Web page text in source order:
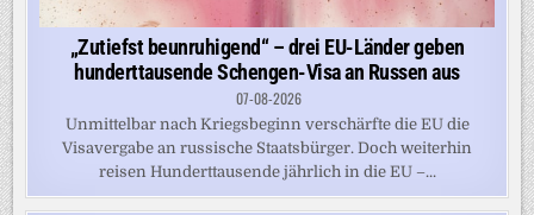
„Zutiefst beunruhigend“ – drei EU-Länder geben
hunderttausende Schengen-Visa an Russen aus
07-08-2026
Unmittelbar nach Kriegsbeginn verschärfte die EU die
Visavergabe an russische Staatsbürger. Doch weiterhin
reisen Hunderttausende jährlich in die EU –...